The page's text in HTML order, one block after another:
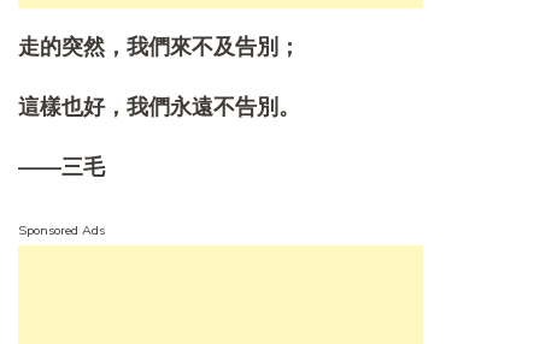
走的突然，我們來不及告別；
這樣也好，我們永遠不告別。
——三毛
Sponsored Ads